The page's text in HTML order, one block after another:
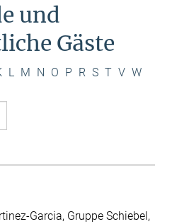
und
Gäste
L M N O P R S T V W
Garcia Gruppe Schiebel